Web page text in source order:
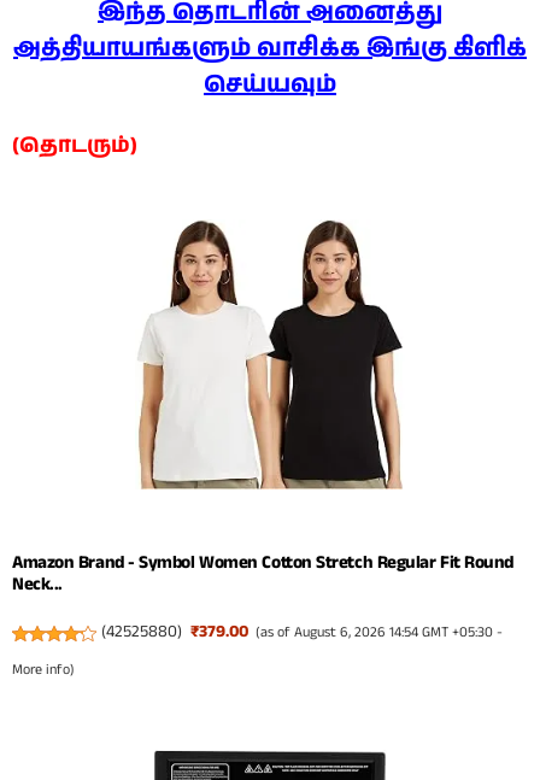
இந்த தொடரின் அனைத்து
அத்தியாயங்களும் வாசிக்க இங்கு கிளிக்
செய்யவும்
(தொடரும்)
Amazon Brand - Symbol Women Cotton Stretch Regular Fit Round
Neck...
(42525880) ₹379.00 (as of August 6, 2026 14:54 GMT +05:30 -
More info)